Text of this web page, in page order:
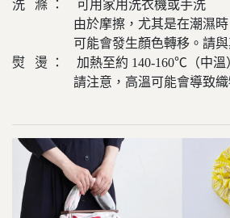
洗 滌 ： 可用家用洗衣機或手洗
由於摩擦，尤其是在潮濕時
可能會發生顏色轉移。請與其
熨 燙 ： 加熱至約 140-160℃（中溫
請注意，高溫可能會導致織